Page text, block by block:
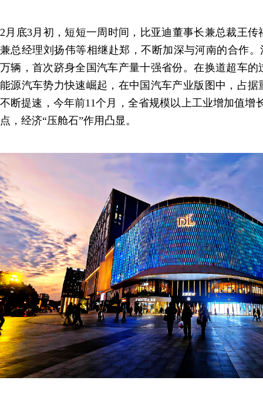
2月底3月初，短短一周时间，比亚迪董事长兼总裁王
兼总经理刘扬伟等相继赴郑，不断加深与河南的合作。
万辆，首次跻身全国汽车产量十强省份。在换道超车
能源汽车势力快速崛起，在中国汽车产业版图中，占
不断提速，今年前11个月，全省规模以上工业增加值增
点，经济“压舱石”作用凸显。